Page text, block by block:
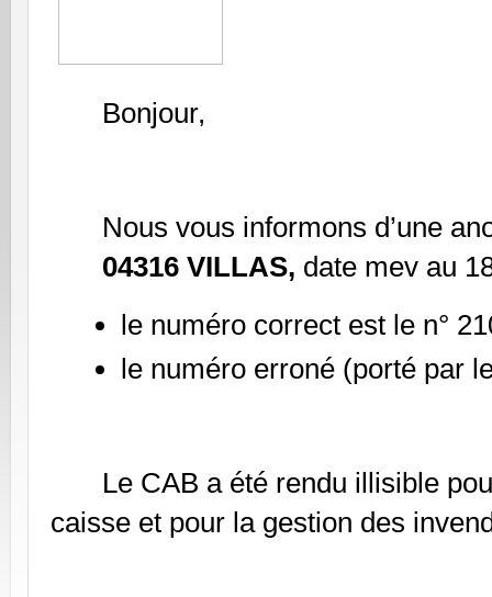
Bonjour,
Nous vous informons d’une
04316 VILLAS, date mev au
le numéro correct est le n°
le numéro erroné (porté par
Le CAB a été rendu illisible
caisse et pour la gestion des